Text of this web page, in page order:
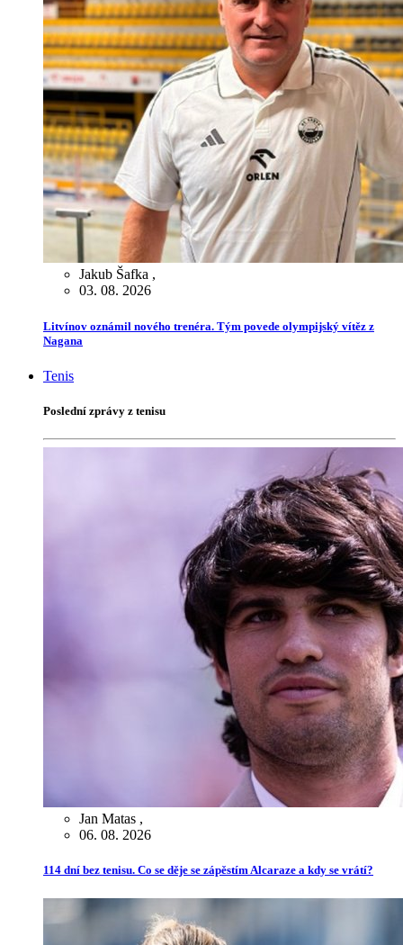
Jakub Šafka ,
03. 08. 2026
Litvínov oznámil nového trenéra. Tým povede olympijský vítěz z
Nagana
Tenis
Poslední zprávy z tenisu
Jan Matas ,
06. 08. 2026
114 dní bez tenisu. Co se děje se zápěstím Alcaraze a kdy se vrátí?